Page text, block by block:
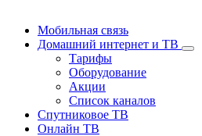
Мобильная связь
Домашний интернет и ТВ
Тарифы
Оборудование
Акции
Список каналов
Спутниковое ТВ
Онлайн ТВ